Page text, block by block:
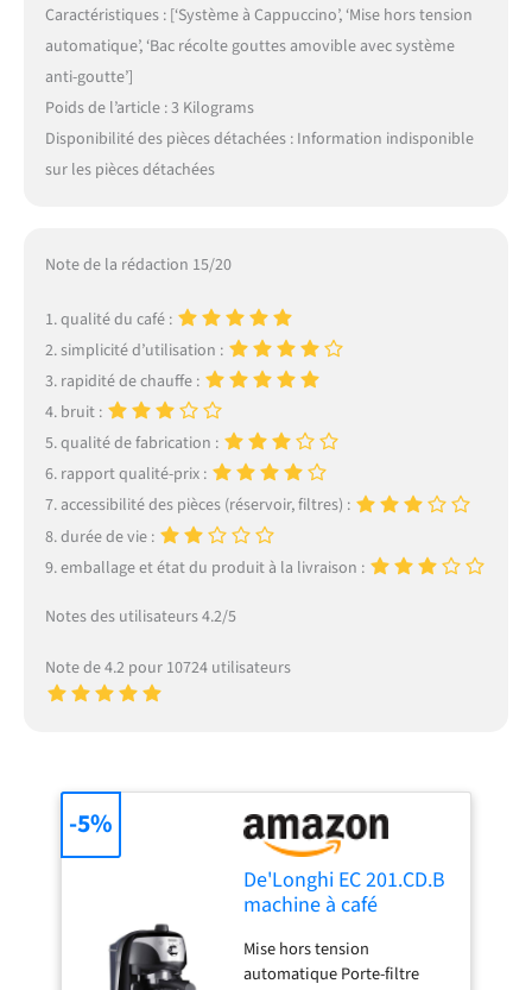
Caractéristiques : [‘Système à Cappuccino’, ‘Mise hors tension
automatique’, ‘Bac récolte gouttes amovible avec système
anti-goutte’]
Poids de l’article : 3 Kilograms
Disponibilité des pièces détachées : Information indisponible
sur les pièces détachées
Note de la rédaction 15/20
1. qualité du café :
2. simplicité d’utilisation :
3. rapidité de chauffe :
4. bruit :
5. qualité de fabrication :
6. rapport qualité-prix :
7. accessibilité des pièces (réservoir, filtres) :
8. durée de vie :
9. emballage et état du produit à la livraison :
Notes des utilisateurs 4.2/5
Note de 4.2 pour 10724 utilisateurs
De'Longhi EC 201.CD.B
machine à café
Mise hors tension
automatique Porte-filtre
-5%